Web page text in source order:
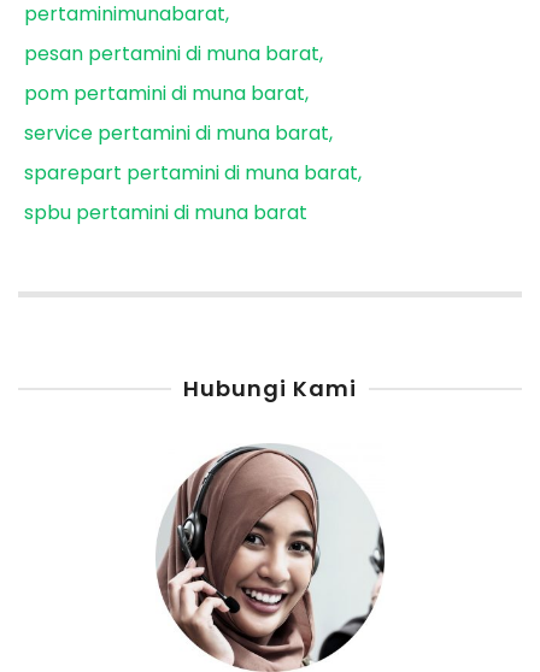
pertaminimunabarat
pesan pertamini di muna barat
pom pertamini di muna barat
service pertamini di muna barat
sparepart pertamini di muna barat
spbu pertamini di muna barat
Hubungi Kami